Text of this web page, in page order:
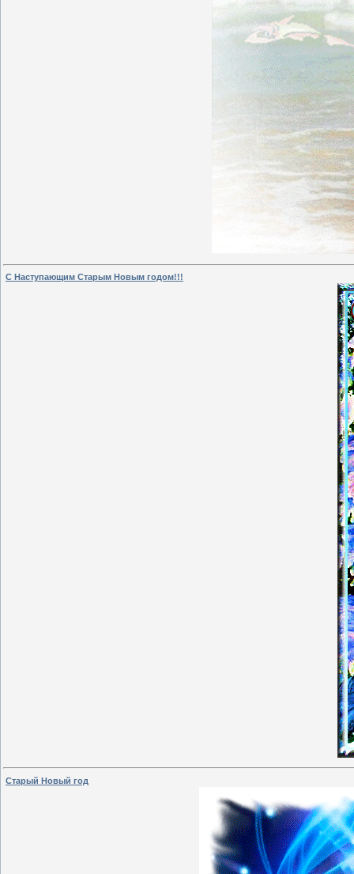
С Наступающим Старым Новым годом!!!
Старый Новый год